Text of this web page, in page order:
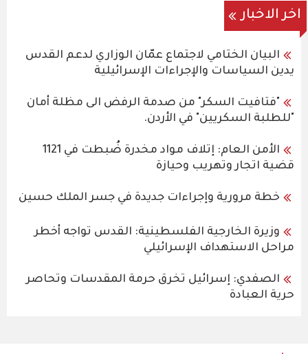
اخر الاخبار
البيان الختامي لاجتماع عمّان الوزاري لدعم القدس
يدين السياسات والإجراءات الإسرائيلية
"فتافيت السكر" من صدمة الرفض الى مظلة أمان
"للطلبة السكريين" في الأردن.
الأمن العام: إتلاف مواد مخدرة ضُبطت في 1121
قضية اتجار وتهريب وحيازة
خطة مرورية وإجراءات جديدة في جسر الملك حسين
وزيرة الخارجية الفلسطينية: القدس تواجه أخطر
مراحل الاستهداف الإسرائيلي
الصفدي: إسرائيل تخرق حرمة المقدسات وتحاصر
حرية العبادة